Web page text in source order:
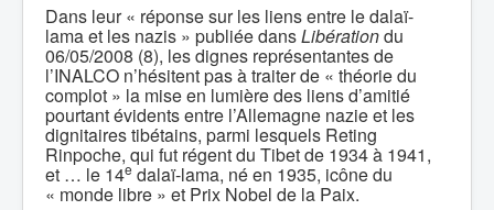
Dans leur « réponse sur les liens entre le dalaï-
lama et les nazis » publiée dansLibérationdu
06/05/2008 (8), les dignes représentantes de
l’INALCO n’hésitent pas à traiter de « théorie du
complot » la mise en lumière des liens d’amitié
pourtant évidents entre l’Allemagne nazie et les
dignitaires tibétains, parmi lesquels Reting
Rinpoche, qui fut régent du Tibet de 1934 à 1941,
et … le 14e dalaï-lama, né en 1935, icône du
« monde libre » et Prix Nobel de la Paix.